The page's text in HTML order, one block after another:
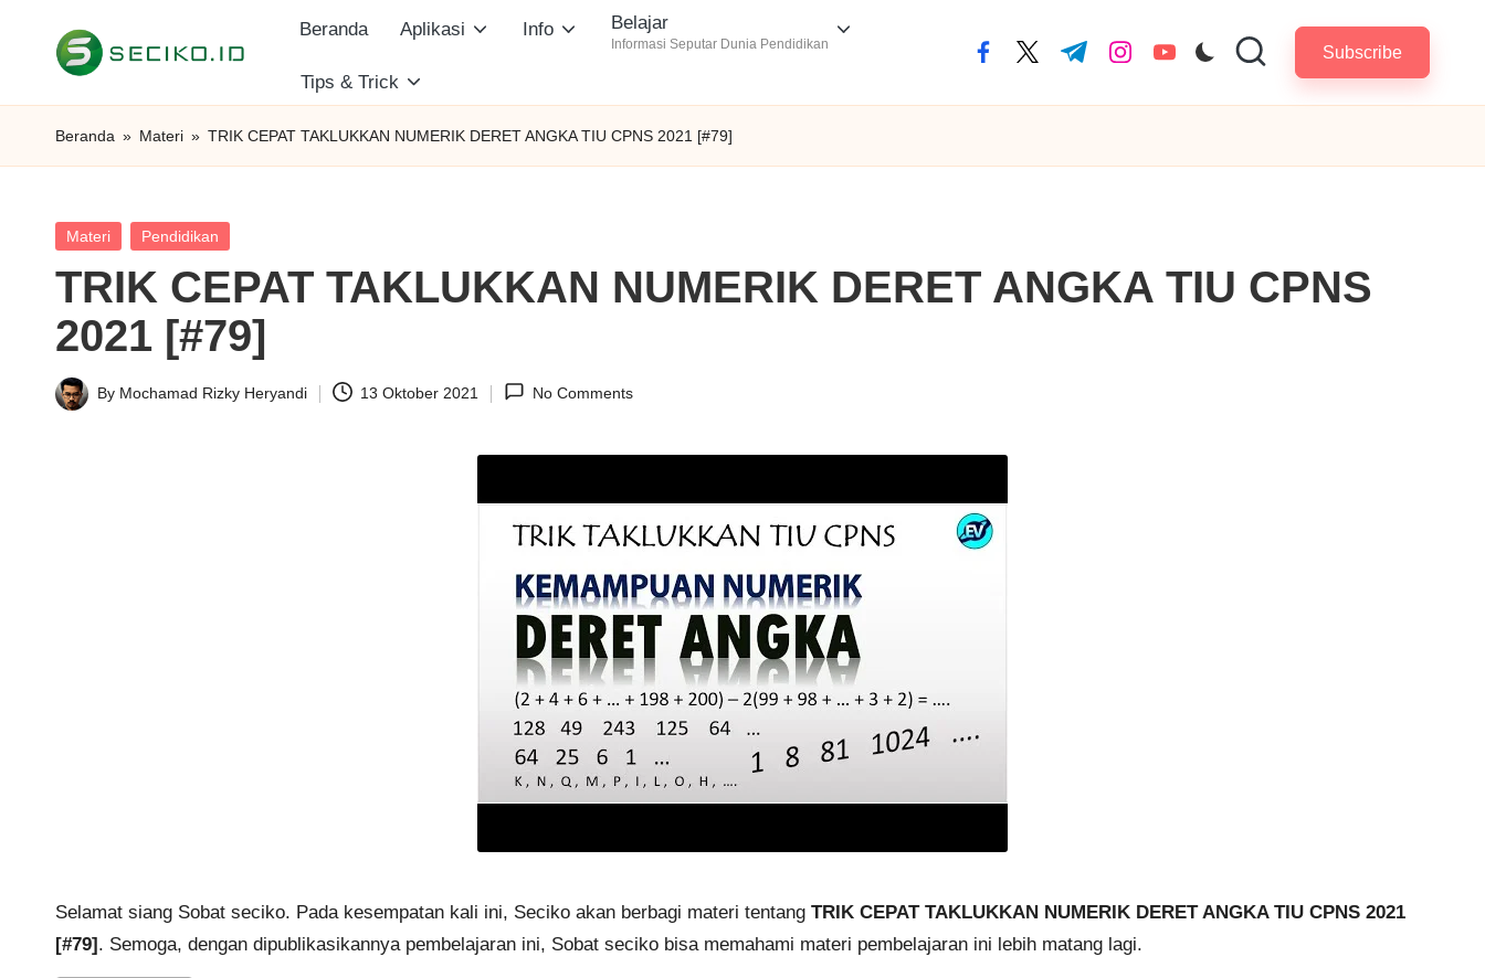
S
e
i
k
o
I
Informasi
dan
Beranda Aplikasi Info Belajar
Informasi Seputar Dunia Pendidikan
Tips & Trick
facebook.com
twitter.com
t.me instagram.com
youtube.com Subscribe
Beranda » Materi » TRIK CEPAT TAKLUKKAN NUMERIK DERET ANGKA TIU CPNS 2021 [#79]
Posted
Materi Pendidikan
TRIK CEPAT TAKLUKKAN NUMERIK DERET ANGKA TIU CPNS
2021 [#79]
Posted
By Mochamad Rizky Heryandi 13 Oktober 2021 No Comments
Selamat siang Sobat seciko. Pada kesempatan kali ini, Seciko akan berbagi materi tentang TRIK CEPAT TAKLUKKAN NUMERIK DERET ANGKA TIU CPNS 2021
[#79]. Semoga, dengan dipublikasikannya pembelajaran ini, Sobat seciko bisa memahami materi pembelajaran ini lebih matang lagi.